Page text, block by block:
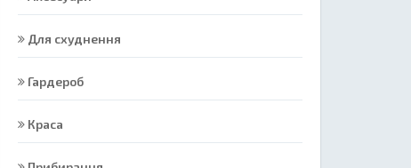
Для схуднення
Гардероб
Краса